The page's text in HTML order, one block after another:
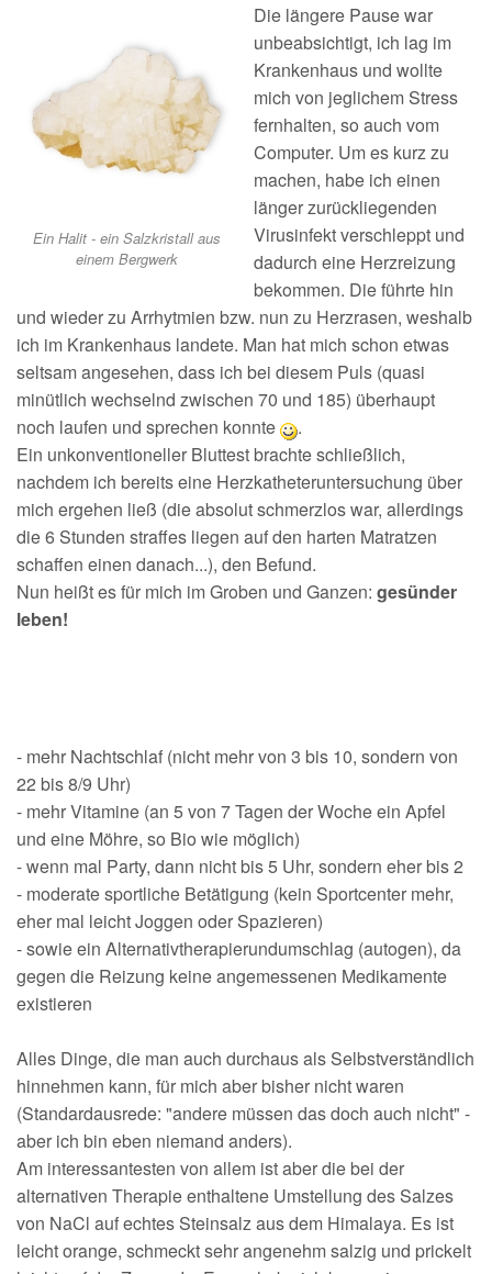
Ein Halit - ein Salzkristall aus
einem Bergwerk
Die längere Pause war
unbeabsichtigt, ich lag im
Krankenhaus und wollte
mich von jeglichem Stress
fernhalten, so auch vom
Computer. Um es kurz zu
machen, habe ich einen
länger zurückliegenden
Virusinfekt verschleppt und
dadurch eine Herzreizung
bekommen. Die führte hin
und wieder zu Arrhytmien bzw. nun zu Herzrasen, weshalb
ich im Krankenhaus landete. Man hat mich schon etwas
seltsam angesehen, dass ich bei diesem Puls (quasi
minütlich wechselnd zwischen 70 und 185) überhaupt
noch laufen und sprechen konnte
.
Ein unkonventioneller Bluttest brachte schließlich,
nachdem ich bereits eine Herzkatheteruntersuchung über
mich ergehen ließ (die absolut schmerzlos war, allerdings
die 6 Stunden straffes liegen auf den harten Matratzen
schaffen einen danach...), den Befund.
Nun heißt es für mich im Groben und Ganzen: gesünder
leben!
- mehr Nachtschlaf (nicht mehr von 3 bis 10, sondern von
22 bis 8/9 Uhr)
- mehr Vitamine (an 5 von 7 Tagen der Woche ein Apfel
und eine Möhre, so Bio wie möglich)
- wenn mal Party, dann nicht bis 5 Uhr, sondern eher bis 2
- moderate sportliche Betätigung (kein Sportcenter mehr,
eher mal leicht Joggen oder Spazieren)
- sowie ein Alternativtherapierundumschlag (autogen), da
gegen die Reizung keine angemessenen Medikamente
existieren
Alles Dinge, die man auch durchaus als Selbstverständlich
hinnehmen kann, für mich aber bisher nicht waren
(Standardausrede: "andere müssen das doch auch nicht" -
aber ich bin eben niemand anders).
Am interessantesten von allem ist aber die bei der
alternativen Therapie enthaltene Umstellung des Salzes
von NaCl auf echtes Steinsalz aus dem Himalaya. Es ist
leicht orange, schmeckt sehr angenehm salzig und prickelt